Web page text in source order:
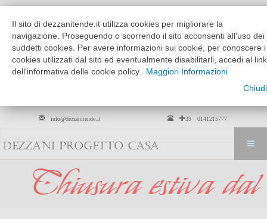
POMERIGGIO
MARTEDÌ --> VENERDÌ
9:30 - 12:30
15:30 - 19:30
SABATO
9:30 - 12:30
solo su
appuntamento
+39 0141215777
info@dezzanitende.it
DEZZANI PROGETTO CASA
estiva dal 01
Il sito di dezzanitende.it utilizza cookies per migliorare la
navigazione. Proseguendo o scorrendo il sito acconsenti all'uso dei
suddetti cookies. Per avere informazioni sui cookie, per conoscere i
cookies utilizzati dal sito ed eventualmente disabilitarli, accedi al link
dell'informativa delle cookie policy.
Maggiori Informazioni
Chiudi